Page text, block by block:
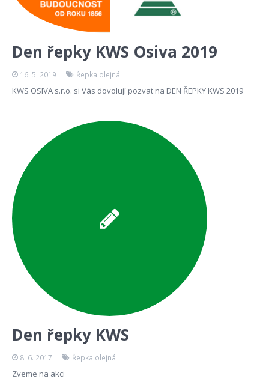
Den řepky KWS Osiva 2019
16. 5. 2019 Řepka olejná
KWS OSIVA s.r.o. si Vás dovolují pozvat na DEN ŘEPKY KWS 2019
Den řepky KWS
8. 6. 2017 Řepka olejná
Zveme na akci